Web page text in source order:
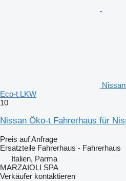
Eco-t LKW
10
Nissan Öko-t Fahrerhaus für
Preis auf Anfrage
Ersatzteile Fahrerhaus - Fahrerhaus
Italien, Parma
MARZAIOLI SPA
Verkäufer kontaktieren